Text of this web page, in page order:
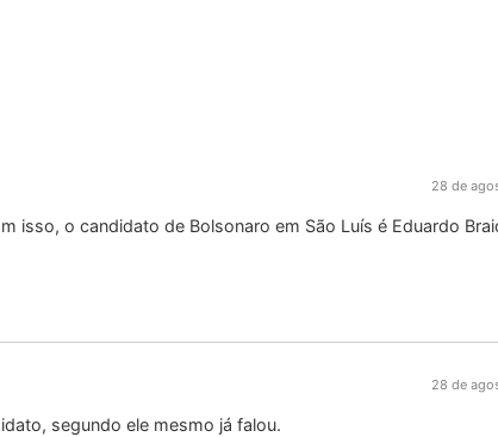
28 de
isso, o candidato de Bolsonaro em São Luís é Eduardo
28 de
segundo ele mesmo já falou.